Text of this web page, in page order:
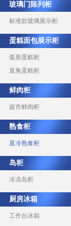
玻璃门陈列柜
标准款玻璃展示柜
蛋糕面包展示柜
弧形蛋糕柜
直角蛋糕柜
鲜肉柜
超市鲜肉柜
熟食柜
直冷熟食柜
岛柜
冷冻岛柜
厨房冰箱
工作台冰箱